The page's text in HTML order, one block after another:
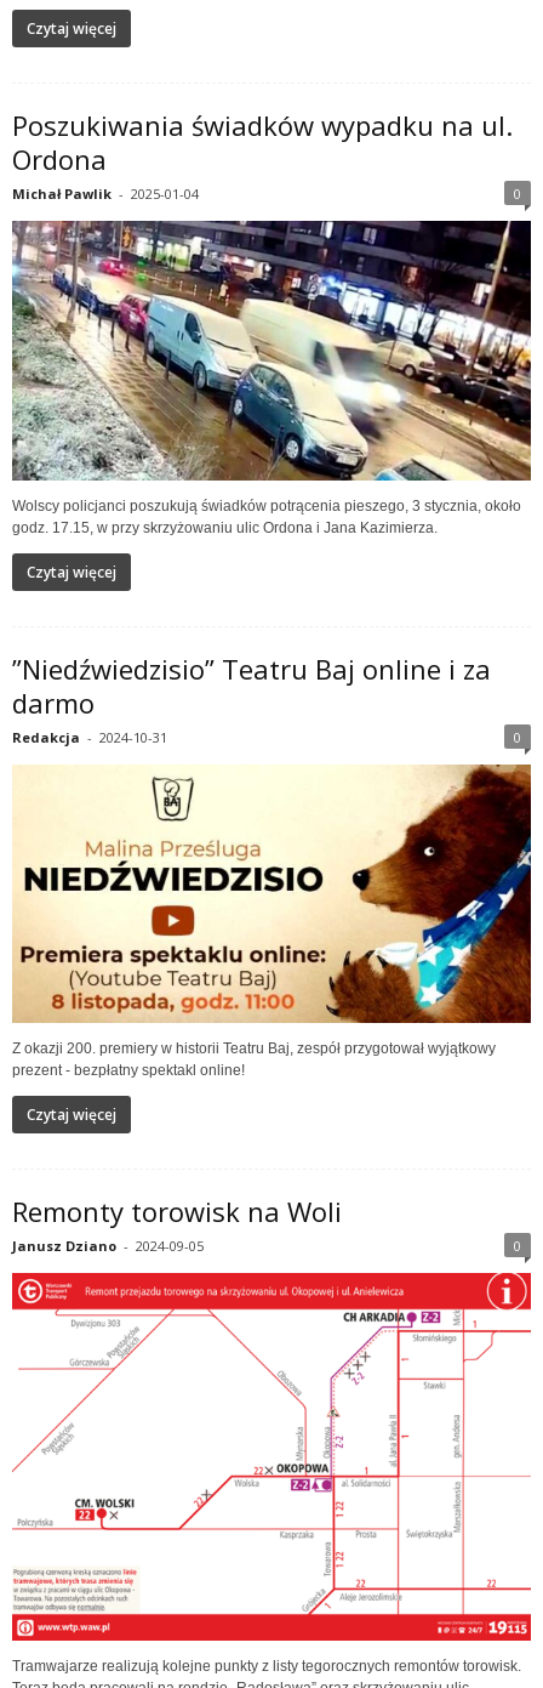
Czytaj więcej
Poszukiwania świadków wypadku na ul.
Ordona
Michał Pawlik - 2025-01-04 0
Wolscy policjanci poszukują świadków potrącenia pieszego, 3 stycznia, około
godz. 17.15, w przy skrzyżowaniu ulic Ordona i Jana Kazimierza.
Czytaj więcej
”Niedźwiedzisio” Teatru Baj online i za
darmo
Redakcja - 2024-10-31 0
Z okazji 200. premiery w historii Teatru Baj, zespół przygotował wyjątkowy
prezent - bezpłatny spektakl online!
Czytaj więcej
Remonty torowisk na Woli
Janusz Dziano - 2024-09-05 0
Tramwajarze realizują kolejne punkty z listy tegorocznych remontów torowisk.